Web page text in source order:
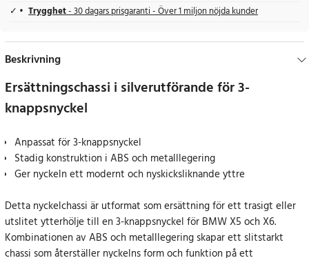
Trygghet- 30 dagars prisgaranti - Över 1 miljon nöjda kunder
Beskrivning
Ersättningschassi i silverutförande för 3-
knappsnyckel
Anpassat för 3-knappsnyckel
Stadig konstruktion i ABS och metalllegering
Ger nyckeln ett modernt och nyskicksliknande yttre
Detta nyckelchassi är utformat som ersättning för ett trasigt eller
utslitet ytterhölje till en 3-knappsnyckel för BMW X5 och X6.
Kombinationen av ABS och metalllegering skapar ett slitstarkt
chassi som återställer nyckelns form och funktion på ett